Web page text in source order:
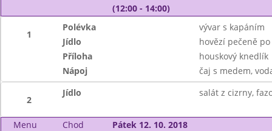
(12:00 - 14:00)
1
Polévka
vývar s kapáním
Jídlo
hovězí pečeně
Příloha
houskový knedlík
Nápoj
čaj s medem,
2
Jídlo salát z cizrny,
Menu Chod
Pátek 12. 10. 2018